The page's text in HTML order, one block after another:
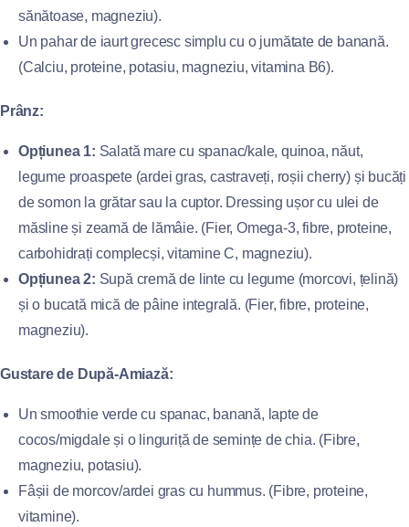
sănătoase, magneziu).
Un pahar de iaurt grecesc simplu cu o jumătate de banană.
(Calciu, proteine, potasiu, magneziu, vitamina B6).
Prânz:
Opțiunea 1: Salată mare cu spanac/kale, quinoa, năut,
legume proaspete (ardei gras, castraveți, roșii cherry) și bucăți
de somon la grătar sau la cuptor. Dressing ușor cu ulei de
măsline și zeamă de lămâie. (Fier, Omega-3, fibre, proteine,
carbohidrați complecși, vitamine C, magneziu).
Opțiunea 2: Supă cremă de linte cu legume (morcovi, țelină)
și o bucată mică de pâine integrală. (Fier, fibre, proteine,
magneziu).
Gustare de După-Amiază:
Un smoothie verde cu spanac, banană, lapte de
cocos/migdale și o linguriță de semințe de chia. (Fibre,
magneziu, potasiu).
Fâșii de morcov/ardei gras cu hummus. (Fibre, proteine,
vitamine).